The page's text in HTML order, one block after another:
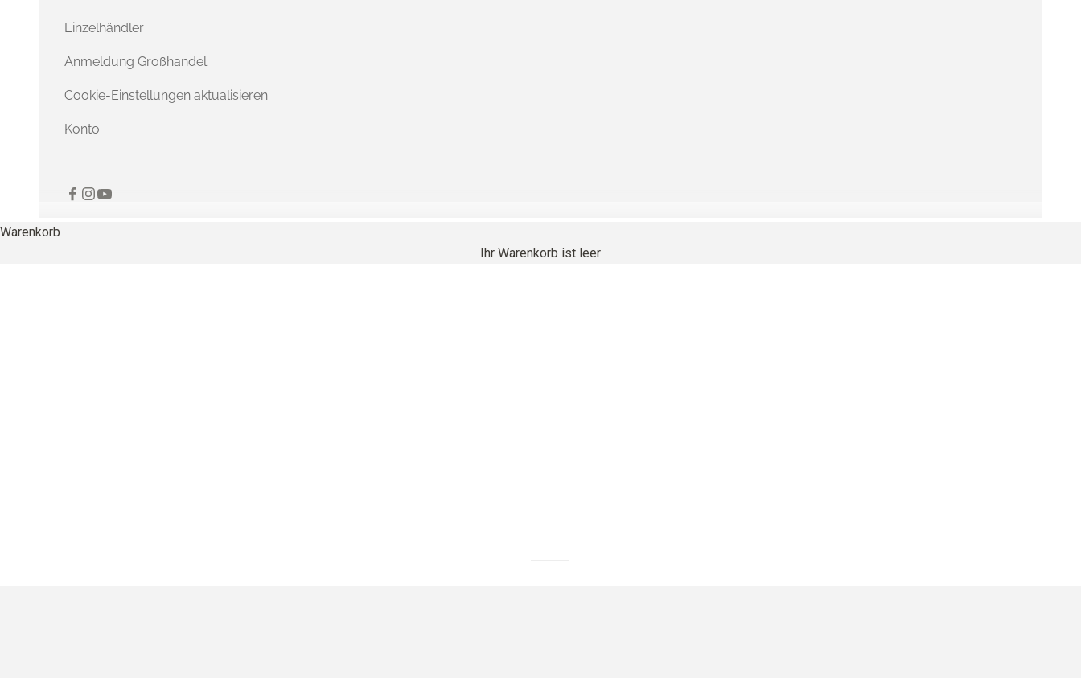
Einzelhändler
Anmeldung Großhandel
Cookie-Einstellungen aktualisieren
Konto
Warenkorb
Ihr Warenkorb ist leer
Natürlich weiches Heavy Merino